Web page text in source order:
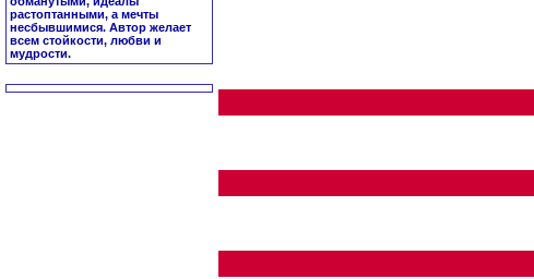
растоптанными, а мечты
несбывшимися. Автор желает
всем стойкости, любви и
мудрости.